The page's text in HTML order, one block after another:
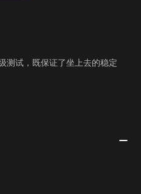
测试，既保证了坐上去的稳定